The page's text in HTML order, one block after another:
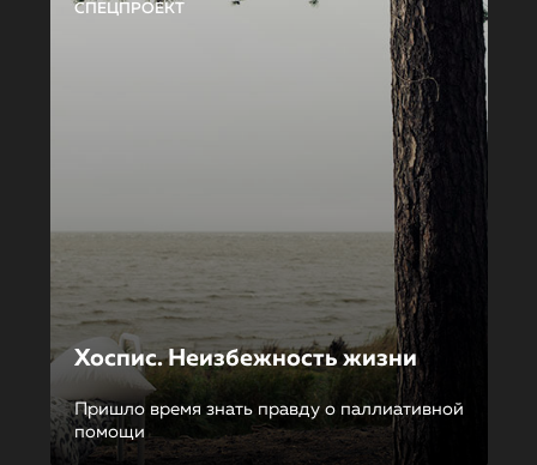
СПЕЦПРОЕКТ
Хоспис. Неизбежность жизни
Пришло время знать правду о паллиативной
помощи